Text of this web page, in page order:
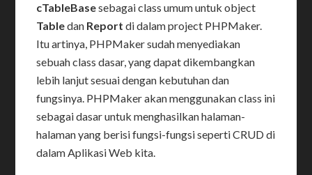
cTableBasesebagai class umum untuk object
Tabledan Report di dalam project PHPMaker.
Itu artinya, PHPMaker sudah menyediakan
sebuah class dasar, yang dapat dikembangkan
lebih lanjut sesuai dengan kebutuhan dan
fungsinya. PHPMaker akan menggunakan class ini
sebagai dasar untuk menghasilkan halaman-
halaman yang berisi fungsi-fungsi seperti CRUD di
dalam Aplikasi Web kita.